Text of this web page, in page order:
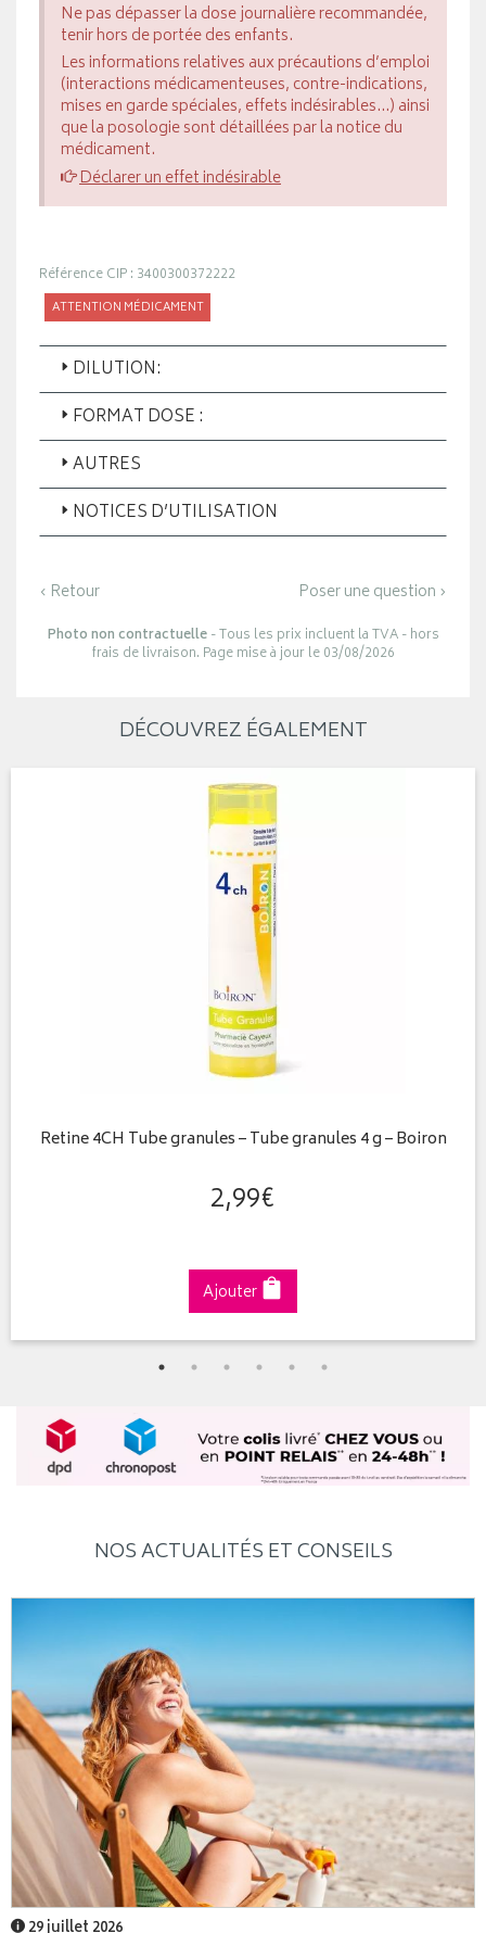
Ne pas dépasser la dose journalière recommandée,
tenir hors de portée des enfants.
Les informations relatives aux précautions d’emploi
(interactions médicamenteuses, contre-indications,
mises en garde spéciales, effets indésirables...) ainsi
que la posologie sont détaillées par la notice du
médicament.
Déclarer un effet indésirable
Référence CIP : 3400300372222
ATTENTION MÉDICAMENT
DILUTION:
FORMAT DOSE :
AUTRES
NOTICES D’UTILISATION
‹ Retour Poser une question ›
Photo non contractuelle- Tous les prix incluent la TVA - hors
frais de livraison. Page mise à jour le 03/08/2026
DÉCOUVREZ ÉGALEMENT
Retine 4CH Tube granules – Tube granules 4 g – Boiron
2,99€
Ajouter
NOS ACTUALITÉS ET CONSEILS